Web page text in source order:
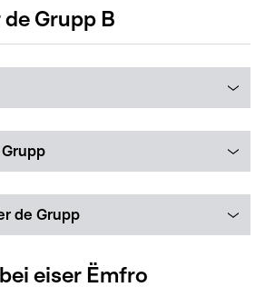
Grupp B
de Grupp
eiser Ëmfro